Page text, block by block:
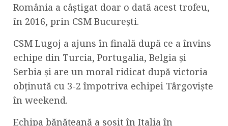
România a câştigat doar o dată acest trofeu,
în 2016, prin CSM Bucureşti.
CSM Lugoj a ajuns în finală după ce a învins
echipe din Turcia, Portugalia, Belgia şi
Serbia şi are un moral ridicat după victoria
obţinută cu 3-2 împotriva echipei Târgovişte
în weekend.
Echipa bănăţeană a sosit în Italia în